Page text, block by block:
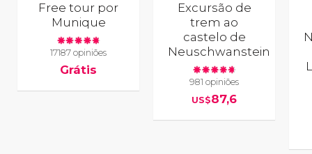
Free tour por
Munique
17187 opiniões
Grátis
Excursão de
trem ao
castelo de
Neuschwanstein
981 opiniões
US$87,6